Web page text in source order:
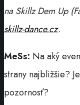
na Skillz Dem Up
skillz-dance.cz.
MeSs: Na aký
strany najbližšie?
pozornosť?